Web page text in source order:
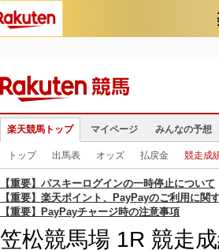
楽天競馬トップ マイページ みんなの予想
トップ 出馬表 オッズ 払戻金 競走成
【重要】パスキーログインの一時停止について
【重要】楽天ポイント、PayPayのご利用に関
【重要】PayPayチャージ時の注意事項
笠松競馬場 1R 競走